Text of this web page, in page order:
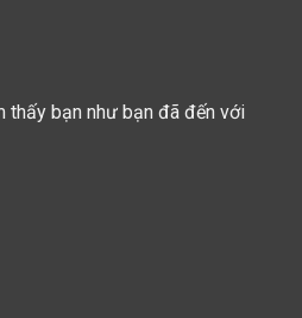
thấy bạn như bạn đã đến với